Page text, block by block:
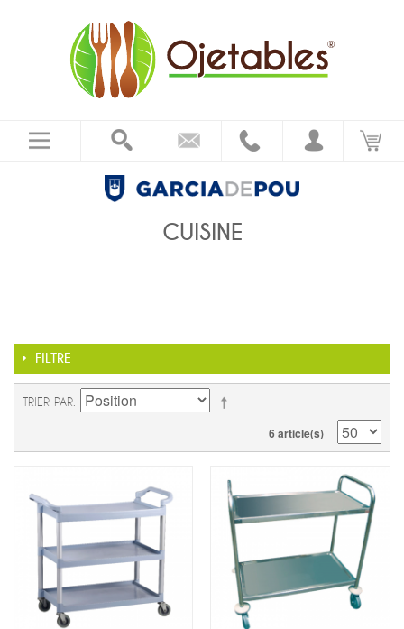
CUISINE
FILTRE
TRIER PAR
6 article(s)